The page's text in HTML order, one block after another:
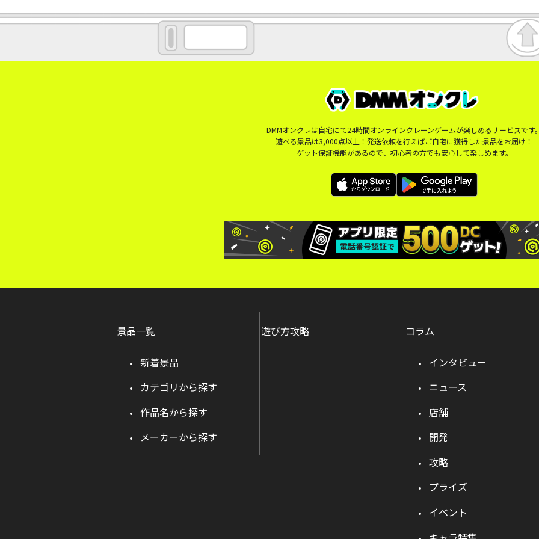
DMMオンクレは自宅にて24時間オンラインクレーンゲームが楽しめるサービスです
遊べる景品は3,000点以上！発送依頼を行えばご自宅に獲得した景品をお届け！
ゲット保証機能があるので、初心者の方でも安心して楽しめます。
景品一覧
新着景品
カテゴリから探す
作品名から探す
メーカーから探す
遊び方攻略 コラム
インタビュー
ニュース
店舗
開発
攻略
プライズ
イベント